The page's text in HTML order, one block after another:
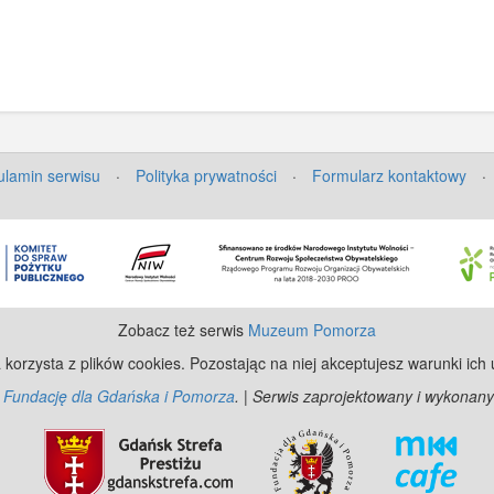
serwisu · Polityka prywatności · Formularz kontaktowy ·
Zobacz też serwis Muzeum Pomorza
z plików cookies. Pozostając na niej akceptujesz warunki ich
Fundację dla Gdańska i Pomorza. | Serwis zaprojektowany i